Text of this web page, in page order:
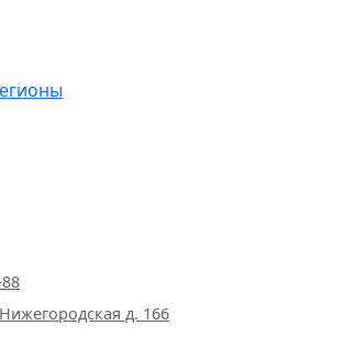
д. 166